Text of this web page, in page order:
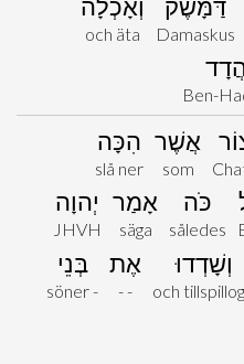
Damaskus
och äta
Ben-
אֲשֶׁר
som
הִכָּה
slå ner
כֹּה
således
אָמַר
säga
יְהוָה
JHVH
וְשָׁדְדוּ
och
אֶת
- -
בְּנֵי
söner -